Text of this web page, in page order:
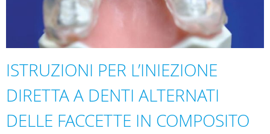
ISTRUZIONI PER L’INIEZIONE
DIRETTA A DENTI ALTERNATI
DELLE FACCETTE IN COMPOSITO